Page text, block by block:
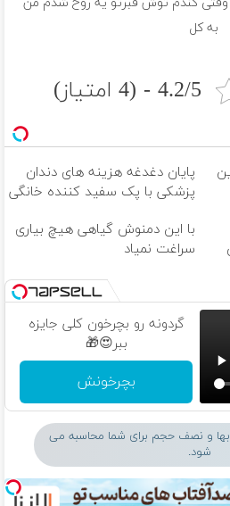
به کل
4.2/5 - (4 امتیاز)
پایان دغدغه هزینه های دندان
پزشکی با پک سفید کننده خانگی
با این دمنوش گیاهی هیچ بیاری
سراغت نمیاد
گردونه رو بچرخون کلی جایزه
ببر😍🎁
بچرخونش
بها و نصف حجم برای شما محاسبه می
شود.